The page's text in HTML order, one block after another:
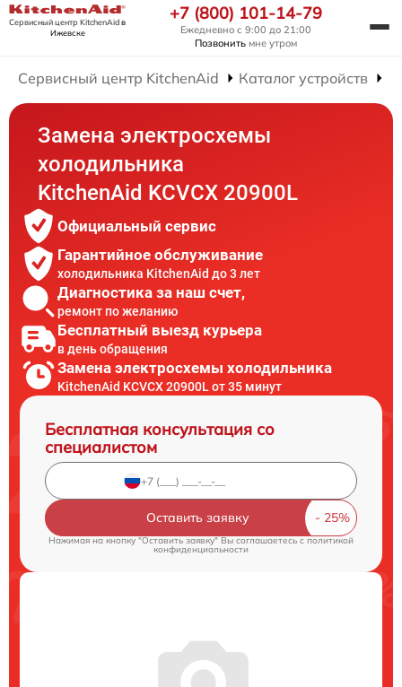
Сервисный центр KitchenAidв
Ижевске
+7 (800) 101-14-79
Ежедневно с 9:00 до 21:00
Позвонить мне утром
Сервисный центр KitchenAid Каталог устройств
Замена электросхемы
холодильника
KitchenAid KCVCX 20900L
Официальный сервис
Гарантийное обслуживание
холодильника KitchenAid до 3 лет
Диагностика за наш счет,
ремонт по желанию
Бесплатный выезд курьера
в день обращения
Замена электросхемы холодильника
KitchenAid KCVCX 20900L от 35 минут
Бесплатная консультация со
специалистом
Оставить заявку
Нажимая на кнопку "Оставить заявку" Вы соглашаетесь cполитикой
конфиденциальности